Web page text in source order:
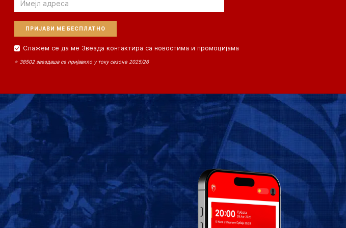
Слажем се да ме Звезда контактира са новостима и промоцијама
⭐ 38502 звездаша се пријавило у току сезоне 2025/26